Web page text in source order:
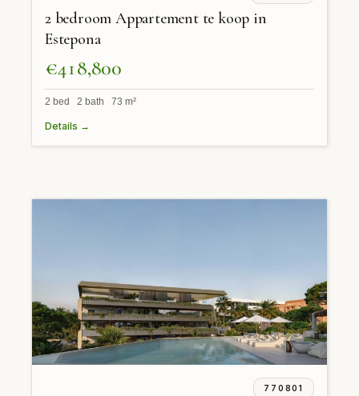
2 bedroom Appartement te koop in
Estepona
€418,800
2 bed 2 bath 73 m²
Details →
770801